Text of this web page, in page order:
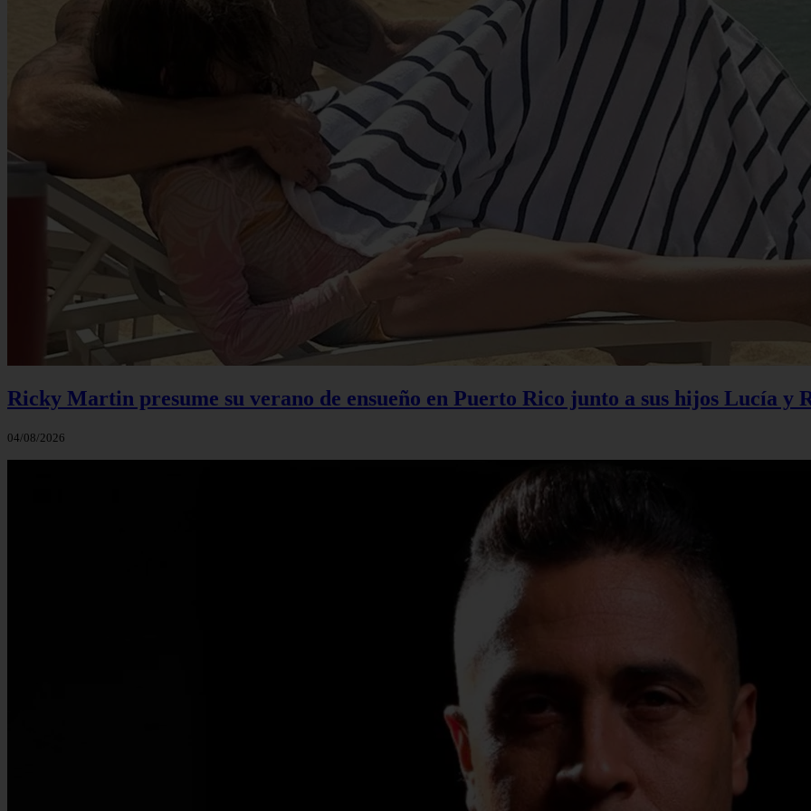
Ricky Martin presume su verano de ensueño en Puerto Rico junto a sus hijos Lucía y
04/08/2026